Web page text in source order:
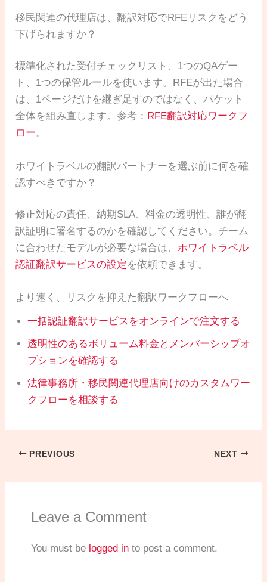
移民関連の代理店は、翻訳対応でRFEリスクをどう
下げられますか？
標準化された受付チェックリスト、1つのQAゲー
ト、1つの保管ルールを使います。RFEが出た場合
は、1ページだけを継ぎ足すのではなく、パケット
全体を組み直します。参考： RFE翻訳対応ワークフ
ロー。
ホワイトラベルの翻訳パートナーを選ぶ前に何を確
認すべきですか？
修正対応の責任、納期SLA、料金の透明性、誰が翻
訳証明に署名するのかを確認してください。チーム
に合わせたモデルが必要な場合は、ホワイトラベル
認証翻訳サービスの設定 を依頼できます。
より速く、リスクを抑えた翻訳ワークフローへ
一括認証翻訳サービスをオンラインで注文する
透明性のあるボリューム料金とメンバーシップオ
プションを確認する
法律事務所・移民関連代理店向けのカスタムワー
クフローを相談する
PREVIOUS NEXT
Leave a Comment
You must be logged into post a comment.